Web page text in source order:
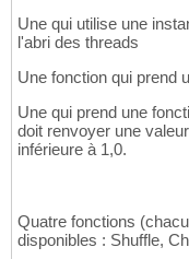
Une qui utilise une
l'abri des threads
Une fonction qui prend
Une qui prend une
doit renvoyer une
inférieure à 1,0.
Quatre fonctions
disponibles : Shuffle,